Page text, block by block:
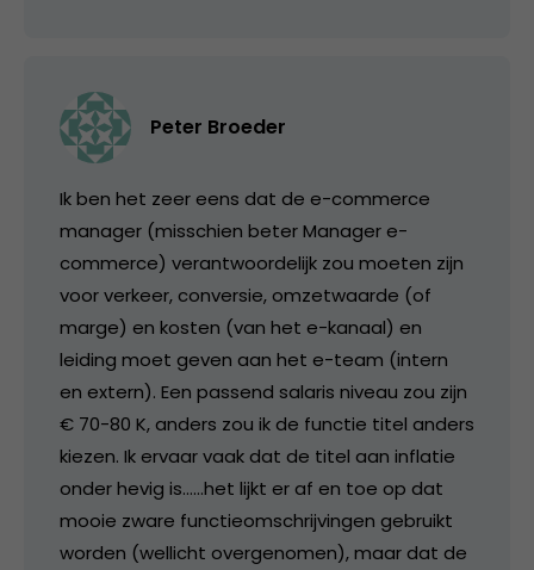
Peter Broeder
Ik ben het zeer eens dat de e-commerce
manager (misschien beter Manager e-
commerce) verantwoordelijk zou moeten zijn
voor verkeer, conversie, omzetwaarde (of
marge) en kosten (van het e-kanaal) en
leiding moet geven aan het e-team (intern
en extern). Een passend salaris niveau zou zijn
€ 70-80 K, anders zou ik de functie titel anders
kiezen. Ik ervaar vaak dat de titel aan inflatie
onder hevig is……het lijkt er af en toe op dat
mooie zware functieomschrijvingen gebruikt
worden (wellicht overgenomen), maar dat de